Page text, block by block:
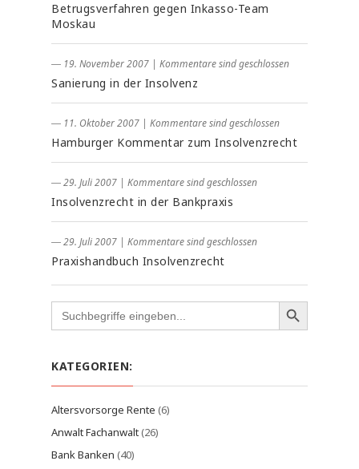
Betrugsverfahren gegen Inkasso-Team
Moskau
― 19. November 2007 | Kommentare sind geschlossen
Sanierung in der Insolvenz
― 11. Oktober 2007 | Kommentare sind geschlossen
Hamburger Kommentar zum Insolvenzrecht
― 29. Juli 2007 | Kommentare sind geschlossen
Insolvenzrecht in der Bankpraxis
― 29. Juli 2007 | Kommentare sind geschlossen
Praxishandbuch Insolvenzrecht
Search
for:
KATEGORIEN:
Altersvorsorge Rente (6)
Anwalt Fachanwalt(26)
Bank Banken (40)